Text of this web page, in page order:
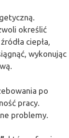
określić
ciepła,
wykonując
po
pracy.
problemy.